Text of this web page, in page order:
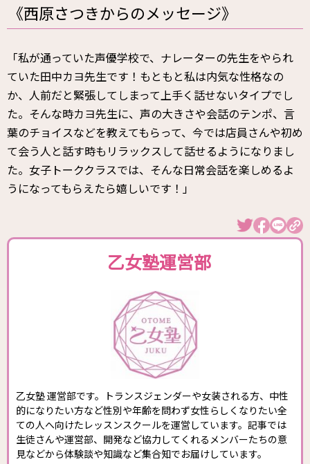
《西原さつきからのメッセージ》
「私が通っていた声優学校で、ナレーターの先生をやられ
ていた田中カヨ先生です！もともと私は内気な性格なの
か、人前だと緊張してしまって上手く話せないタイプでし
た。そんな時カヨ先生に、声の大きさや会話のテンポ、言
葉のチョイスなどを教えてもらって、今では店員さんや初め
て会う人と話す時もリラックスして話せるようになりまし
た。女子トーククラスでは、そんな日常会話を楽しめるよ
うになってもらえたら嬉しいです！」
乙女塾運営部
乙女塾 運営部です。トランスジェンダーや女装される方、中性
的になりたい方など性別や年齢を問わず女性らしくなりたい全
ての人へ向けたレッスンスクールを運営しています。記事では
生徒さんや運営部、開発など協力してくれるメンバーたちの意
見などから体験談や知識など集合知でお届けしています。